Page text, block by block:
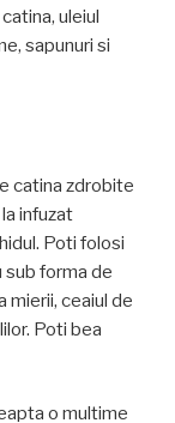
uleiul
sapunuri si
catina zdrobite
infuzat
Poti folosi
forma de
mierii, ceaiul de
Poti bea
o multime